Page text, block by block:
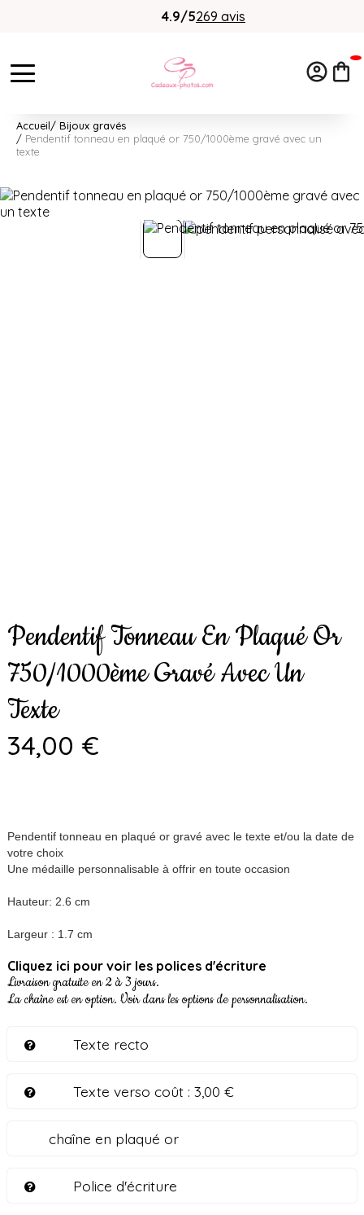
4.9/5269 avis
Accueil
Bijoux gravés
Pendentif tonneau en plaqué or 750/1000ème gravé avec un
texte
Pendentif Tonneau En Plaqué Or
750/1000ème Gravé Avec Un
Texte
34,00 €
Pendentif tonneau en plaqué or gravé avec le texte et/ou la date de
votre choix
Une médaille personnalisable à offrir en toute occasion
Hauteur: 2.6 cm
Largeur : 1.7 cm
Cliquez ici pour voir les polices d'écriture
Livraison gratuite en 2 à 3 jours.
La chaîne est en option. Voir dans les options de personnalisation.
Texte recto
Texte verso coût :3,00 €
chaîne en plaqué or
Police d'écriture